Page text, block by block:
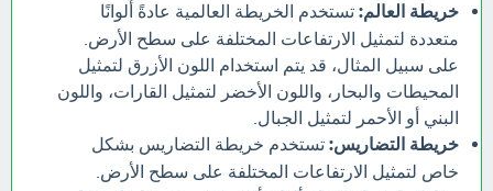
خريطة العالم: تستخدم الخريطة العالمية عادةً ألوانًا
متعددة لتمثيل الارتفاعات المختلفة على سطح الأرض.
على سبيل المثال، قد يتم استخدام اللون الأزرق لتمثيل
المحيطات والبحار، واللون الأخضر لتمثيل القارات، واللون
البني أو الأحمر لتمثيل الجبال.
خريطة التضاريس: تستخدم خريطة التضاريس بشكل
خاص لتمثيل الارتفاعات المختلفة على سطح الأرض.